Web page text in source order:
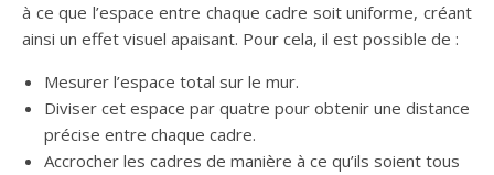
à ce que l’espace entre chaque cadre soit uniforme, créant
ainsi un effet visuel apaisant. Pour cela, il est possible de :
Mesurer l’espace total sur le mur.
Diviser cet espace par quatre pour obtenir une distance
précise entre chaque cadre.
Accrocher les cadres de manière à ce qu’ils soient tous